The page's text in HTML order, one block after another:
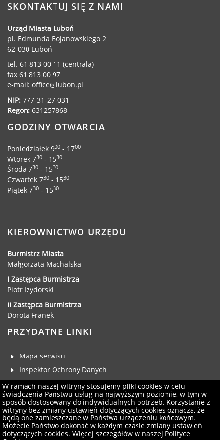
Urząd statystyczny w Poznaniu
Instytut Rozwoju Wsi i Rolnictwa
Polskiej Akademii Nauk
Instytut Skrzynki
Wielkopolski Park Narodowy
Muzeum Narodowe Rolnictwa i
Przemysłu Rolno-Spożywczego w
Szreniawie
PTTK
Urząd Skarbowy
Wody Polskie
SKONTAKTUJ SIĘ Z NAMI
Urząd Miasta Luboń
pl. Edmunda Bojanowskiego 2
62-030 Luboń
tel. 61 813 00 11 (centrala)
fax 61 813 00 97
e-mail: office@lubon.pl
NIP: 777-31-27-031
Regon: 631257868
GODZINY OTWARCIA
Poniedziałek 900 - 1700
Wtorek 730 - 1530
Środa 730 - 1530
Czwartek 730 - 1530
Piątek 730 - 1530
KIEROWNICTWO URZĘDU
Burmistrz Miasta
Małgorzata Machalska
I Zastępca Burmistrza
Piotr Izydorski
II Zastępca Burmistrza
Dorota Franek
PRZYDATNE LINKI
Mapa serwisu
Inspektor Ochrony Danych
Deklaracja dostępności
Klauzula RODO
Zgłoś uwagi
Administrator serwisu
W ramach naszej witryny stosujemy pliki cookies w celu
świadczenia Państwu usług na najwyższym poziomie, w tym w
sposób dostosowany do indywidualnych potrzeb. Korzystanie z
witryny bez zmiany ustawień dotyczących cookies oznacza, że
będą one zamieszczane w Państwa urządzeniu końcowym.
Możecie Państwo dokonać w każdym czasie zmiany ustawień
dotyczących cookies. Więcej szczegółów w naszej Polityce